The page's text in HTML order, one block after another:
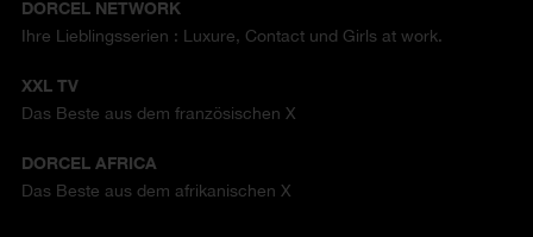
DORCEL NETWORK
Ihre Lieblingsserien : Luxure, Contact und Girls at work.
XXL TV
Das Beste aus dem französischen X
DORCEL AFRICA
Das Beste aus dem afrikanischen X